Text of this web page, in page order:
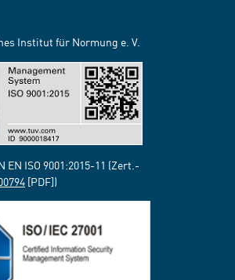
Institut für Normung e. V.
ISO 9001:2015-11 (Zert.-
[PDF])